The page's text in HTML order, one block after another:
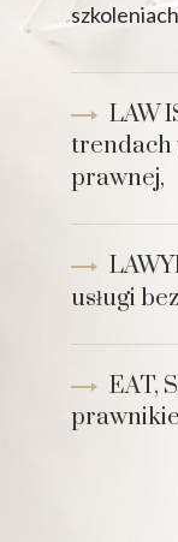
LAW
trendach
prawnej,
usługi
EAT,